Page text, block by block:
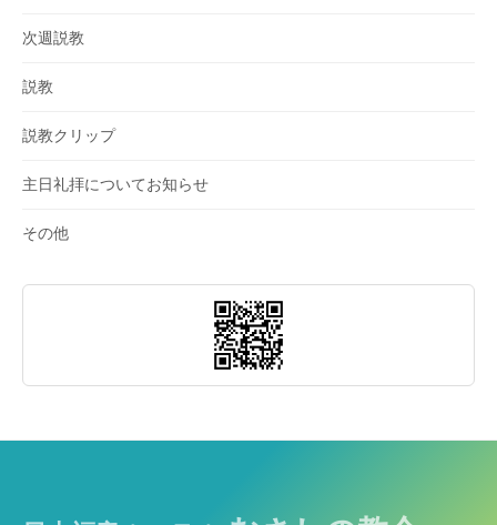
次週説教
説教
説教クリップ
主日礼拝についてお知らせ
その他